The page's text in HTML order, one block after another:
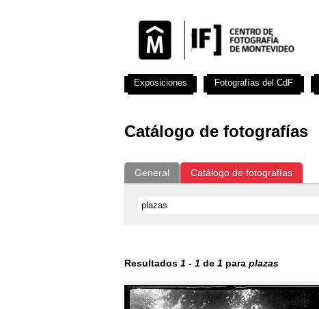
Catálogo de fotografías
General Catálogo de fotografías
Resultados 1 - 1 de 1 para plazas
Exposiciones Fotografías del CdF